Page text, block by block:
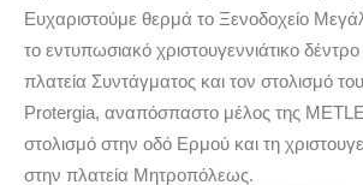
Ευχαριστούμε θερμά το Ξενοδοχείο
το εντυπωσιακό χριστουγεννιάτικο
πλατεία Συντάγματος και τον στολισμό
Protergia, αναπόσπαστο μέλος της
στολισμό στην οδό Ερμού και τη
στην πλατεία Μητροπόλεως.